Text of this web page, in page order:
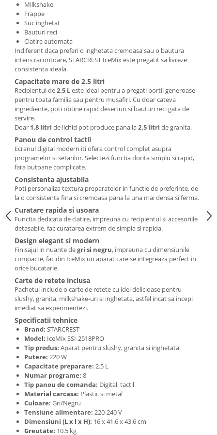
Milkshake
Frappe
Suc inghetat
Bauturi reci
Clatire automata
Indiferent daca preferi o inghetata cremoasa sau o bautura
intens racoritoare, STARCREST IceMix este pregatit sa livreze
consistenta ideala.
Capacitate mare de 2.5 litri
Recipientul de2.5 Leste ideal pentru a pregati portii generoase
pentru toata familia sau pentru musafiri. Cu doar cateva
ingrediente, poti obtine rapid deserturi si bauturi reci gata de
servire.
Doar 1.8 litri de lichid pot produce pana la2.5 litri de granita.
Panou de control tactil
Ecranul digital modern iti ofera control complet asupra
programelor si setarilor. Selectezi functia dorita simplu si rapid,
fara butoane complicate.
Consistenta ajustabila
Poti personaliza textura preparatelor in functie de preferinte, de
la o consistenta fina si cremoasa pana la una mai densa si ferma.
Curatare rapida si usoara
Functia dedicata de clatire, impreuna cu recipientul si accesoriile
detasabile, fac curatarea extrem de simpla si rapida.
Design elegant si modern
Finisajul in nuante degri si negru, impreuna cu dimensiunile
compacte, fac din IceMix un aparat care se integreaza perfect in
orice bucatarie.
Carte de retete inclusa
Pachetul include o carte de retete cu idei delicioase pentru
slushy, granita, milkshake-uri si inghetata, astfel incat sa incepi
imediat sa experimentezi.
Specificatii tehnice
Brand: STARCREST
Model: IceMix SSI-2518PRO
Tip produs: Aparat pentru slushy, granita si inghetata
Putere: 220 W
Capacitate preparare: 2.5 L
Numar programe: 8
Tip panou de comanda: Digital, tactil
Material carcasa: Plastic si metal
Culoare: Gri/Negru
Tensiune alimentare: 220-240 V
Dimensiuni (L x l x H): 16 x 41.6 x 43.6 cm
Greutate: 10.5 kg